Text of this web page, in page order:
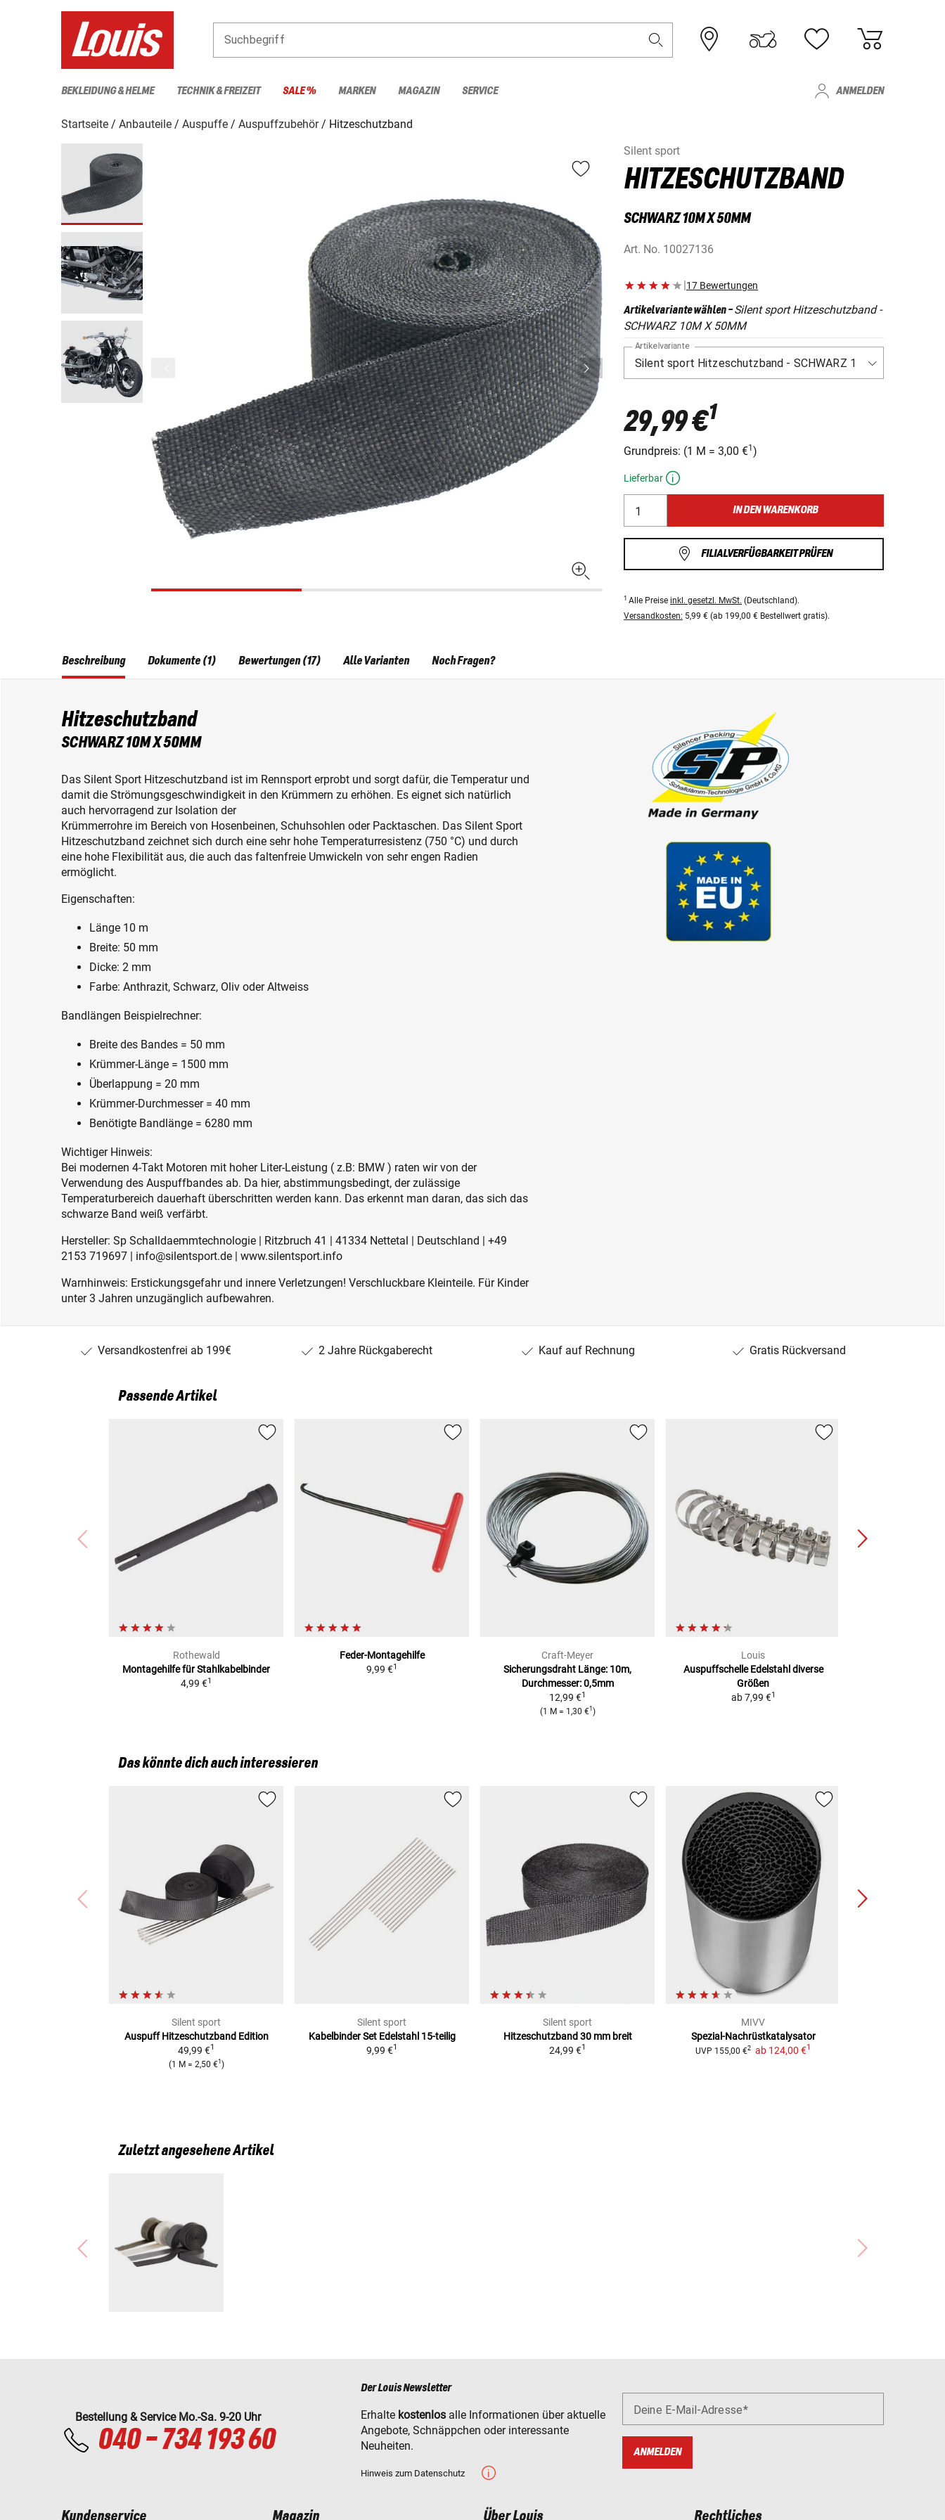
Suchbegriff
BEKLEIDUNG & HELME TECHNIK & FREIZEIT SALE % MARKEN MAGAZIN SERVICE ANMELDEN
Startseite Anbauteile Auspuffe Auspuffzubehör
Hitzeschutzband
Silent sport
HITZESCHUTZBAND
SCHWARZ 10M X 50MM
Art. No. 10027136
|17 Bewertungen
Artikelvariante wählen-Silent sport Hitzeschutzband -
SCHWARZ 10M X 50MM
Artikelvariante
29,99 €1
Grundpreis: (1 M = 3,00 €1)
Lieferbar
IN DEN WARENKORB
FILIALVERFÜGBARKEIT PRÜFEN
1 Alle Preise inkl. gesetzl. MwSt. (Deutschland).
Versandkosten: 5,99 € (ab 199,00 € Bestellwert gratis).
Beschreibung
Hitzeschutzband
SCHWARZ 10M X 50MM
Das Silent Sport Hitzeschutzband ist im Rennsport erprobt und sorgt dafür, die Temperatur und
damit die Strömungsgeschwindigkeit in den Krümmern zu erhöhen. Es eignet sich natürlich
auch hervorragend zur Isolation der
Krümmerrohre im Bereich von Hosenbeinen, Schuhsohlen oder Packtaschen. Das Silent Sport
Hitzeschutzband zeichnet sich durch eine sehr hohe Temperaturresistenz (750 °C) und durch
eine hohe Flexibilität aus, die auch das faltenfreie Umwickeln von sehr engen Radien
ermöglicht.
Eigenschaften:
Länge 10 m
Breite: 50 mm
Dicke: 2 mm
Farbe: Anthrazit, Schwarz, Oliv oder Altweiss
Bandlängen Beispielrechner:
Breite des Bandes = 50 mm
Krümmer-Länge = 1500 mm
Überlappung = 20 mm
Krümmer-Durchmesser = 40 mm
Benötigte Bandlänge = 6280 mm
Wichtiger Hinweis:
Bei modernen 4-Takt Motoren mit hoher Liter-Leistung ( z.B: BMW ) raten wir von der
Verwendung des Auspuffbandes ab. Da hier, abstimmungsbedingt, der zulässige
Temperaturbereich dauerhaft überschritten werden kann. Das erkennt man daran, das sich das
schwarze Band weiß verfärbt.
Hersteller: Sp Schalldaemmtechnologie | Ritzbruch 41 | 41334 Nettetal | Deutschland | +49
2153 719697 | info@silentsport.de | www.silentsport.info
Warnhinweis: Erstickungsgefahr und innere Verletzungen! Verschluckbare Kleinteile. Für Kinder
unter 3 Jahren unzugänglich aufbewahren.
Dokumente (1) Bewertungen (17) Alle Varianten Noch Fragen?
Versandkostenfrei ab 199€ 2 Jahre Rückgaberecht Kauf auf Rechnung Gratis Rückversand
Passende Artikel
Rothewald
Montagehilfefür Stahlkabelbinder
4,99 €1
Feder-Montagehilfe
9,99 €1
Craft-Meyer
Sicherungsdraht Länge: 10m,
Durchmesser: 0,5mm
12,99 €1
(1 M= 1,30 €1 )
Louis
Auspuffschelle Edelstahl diverse
Größen
ab 7,99 €1
Das könnte dich auch interessieren
Silent sport
Auspuff Hitzeschutzband Edition
49,99 €1
(1 M= 2,50 €1 )
Silent sport
Kabelbinder Set Edelstahl 15-teilig
9,99 €1
Silent sport
Hitzeschutzband 30 mm breit
24,99 €1
MIVV
Spezial-Nachrüstkatalysator
UVP 155,00 €2 ab 124,00 €1
Zuletzt angesehene Artikel
Bestellung & Service Mo.-Sa. 9-20 Uhr
040 - 734 193 60
Der Louis Newsletter
Erhalte kostenlos alle Informationen über aktuelle
Angebote, Schnäppchen oder interessante
Neuheiten.
Hinweis zum Datenschutz
Deine E-Mail-Adresse
ANMELDEN
Kundenservice Magazin Über Louis Rechtliches